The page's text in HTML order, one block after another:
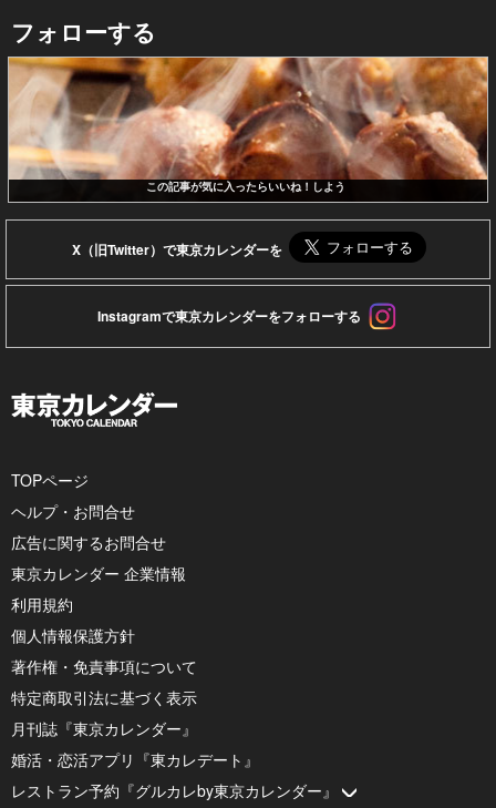
フォローする
この記事が気に入ったらいいね！しよう
X（旧Twitter）で東京カレンダーを
Instagramで東京カレンダーをフォローする
TOPページ
ヘルプ・お問合せ
広告に関するお問合せ
東京カレンダー 企業情報
利用規約
個人情報保護方針
著作権・免責事項について
特定商取引法に基づく表示
月刊誌『東京カレンダー』
婚活・恋活アプリ『東カレデート』
レストラン予約『グルカレby東京カレンダー』